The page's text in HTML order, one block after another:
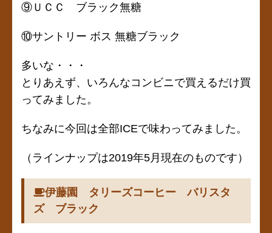
⑨ＵＣＣ ブラック無糖
⑩サントリー ボス 無糖ブラック
多いな・・・
とりあえず、いろんなコンビニで買えるだけ買
ってみました。
ちなみに今回は全部ICEで味わってみました。
（ラインナップは2019年5月現在のものです）
伊藤園 タリーズコーヒー バリスタ
ズ ブラック